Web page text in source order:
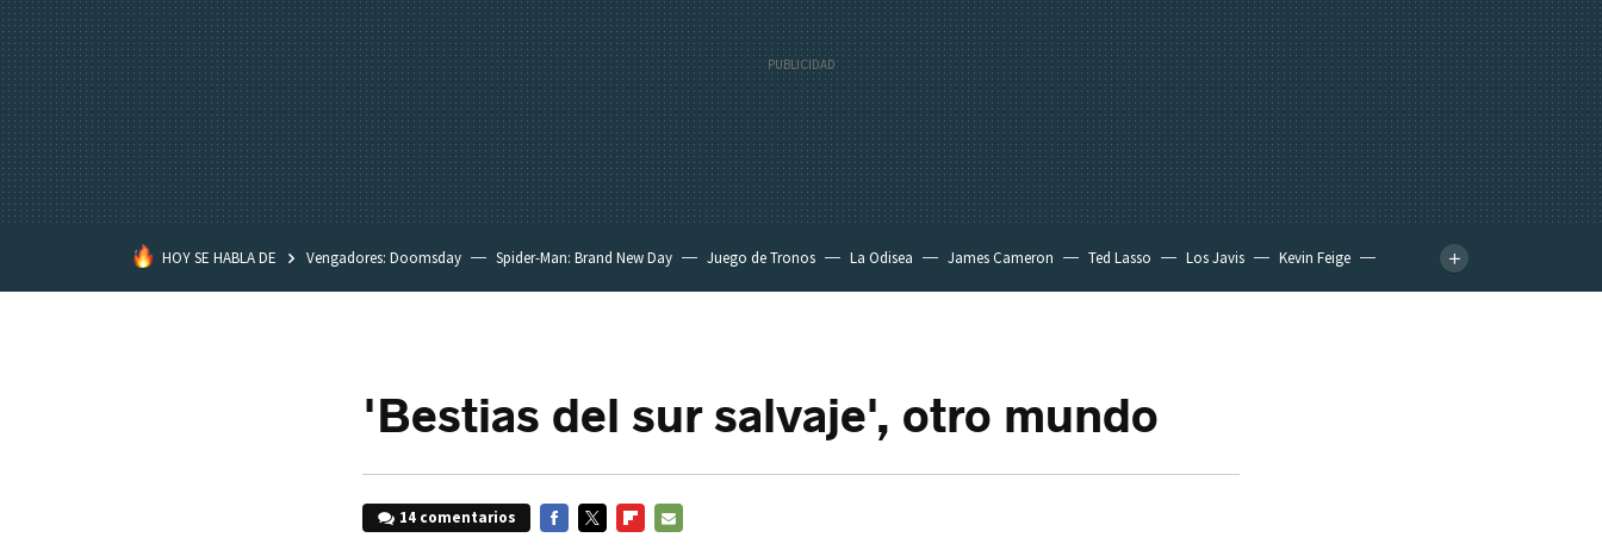
HOY SE HABLA DE Vengadores: Doomsday Spider-Man: Brand New Day Juego de Tronos La Odisea James Cameron Ted Lasso Los Javis
Kevin Feige
'Bestias del sur salvaje', otro mundo
14 comentarios